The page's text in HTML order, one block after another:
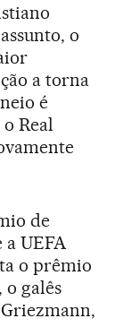
o
a torna
é
Real
de
a UEFA
o prêmio
o galês